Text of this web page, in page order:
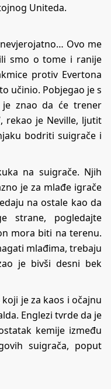
Uniteda.
Ovo me
smo o tome i ranije
protiv Evertona
učinio. Pobjegao je s
znao da će trener
rekao je Neville, ljutit
bodriti suigrače i
na suigrače. Njih
je za mlađe igrače
na ostale kao da
strane, pogledajte
mora biti na terenu.
mlađima, trebaju
je bivši desni bek
je za kaos i očajnu
Englezi tvrde da je
kemije između
suigrača, poput